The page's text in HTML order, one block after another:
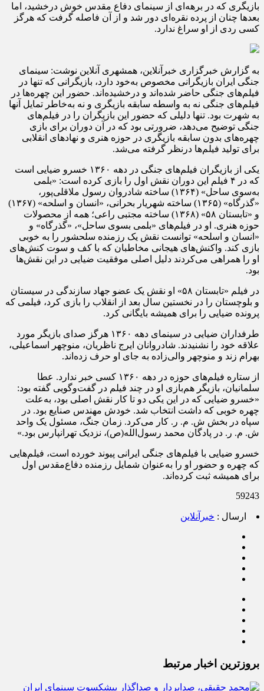
بازیگری که در برهه‌ای از سینمای دفاع مقدس خوش درخشید، اما
بعدها چنان از پرده نقره‌ای دور شد و از آن فاصله گرفت که هرگز
کسی ردی از او سراغ ندارد.
به گزارش خبرگزاری خبرآنلاین، همشهری آنلاین نوشت: سینمای
جنگی ایران بازیگرانی مخصوص به‌خود دارد، بازیگرانی که تنها در
فیلم‌های جنگی حاضر شده‌اند و درخشیده‌اند. حضور این چهره‌ها در
فیلم‌های جنگی نه به واسطه سابقه بازیگری و نه به‌خاطر تمایل آنها
به شهرت بود. تنها دلیلی که حضور این بازیگران را در فیلم‌های
جنگی توضیح می‌دهد، ضرورتی بود که در آن دوران برای بازی
چهره‌های بدون سابقه بازیگری در حوزه هنری و نهادهای انقلابی
برای تولید فیلم‌ها درنظر گرفته می‌شد.
یکی از بازیگران فیلم‌های جنگی در دهه ۱۳۶۰ خسرو ضیایی است
که در ۴ فیلم این دوران نقش اول را بازی کرده است: «بلمی
به‌سوی ساحل» (۱۳۶۴) ساخته شادروان رسول ملاقلی‌پور،
«گذرگاه» (۱۳۶۵) ساخته شهریار بحرانی، «انسان و اسلحه» (۱۳۶۷)
و «تابستان ۵۸» (۱۳۶۸) ساخته مجتبی راعی؛ همه از محصولات
حوزه هنری. او در فیلم‌های «بلمی بسوی ساحل»، «گذرگاه» و
«انسان و اسلحه» توانست نقش یک رزمنده سلحشور را به خوبی
بازی کند. واکنش‌های هیجانی مخاطبان که با کف و سوت کنش‌های
او را همراهی می‌کردند دلیل اصلی موفقیت ضیایی در این نقش‌ها
بود.
در فیلم «تابستان ۵۸» او نقش یک عضو جهاد سازندگی در سیستان
و بلوچستان را در نخستین سال بعد از انقلاب را بازی کرد، فیلمی که
پرونده ضیایی را برای همیشه بایگانی کرد.
طرفداران ضیایی در سینمای دهه ۱۳۶۰ هرگز صدای بازیگر مورد
علاقه خود را نشنیدند. شادروانان ایرج ناظریان، منوچهر اسماعیلی،
بهرام زند و منوچهر والی‌زاده به جای او حرف زده‌اند.
از ستاره فیلم‌های حوزه در دهه ۱۳۶۰ کسی خبر ندارد. عطا
سلمانیان، بازیگر هم‌بازی او در چند فیلم در گفت‌وگویی گفته بود:
«خسرو ضیایی که در این یکی دو تا کار نقش اصلی بود، به‌علت
چهره خوبی که داشت انتخاب شد. خودش مهندس صنایع بود. در
سپاه در بخش ش. م. ر. کار می‌کرد. زمان جنگ، مسئول یک واحد
ش. م. ر. در پادگان محمد رسول‌الله(ص)، ‌نزدیک تهرانپارس بود.»
خسرو ضیایی با فیلم‌های جنگی ایرانی پیوند خورده است، فیلم‌هایی
که چهره و حضور او را به‌عنوان شمایل رزمنده دفاع‌مقدس اول
برای همیشه ثبت کرده‌اند. ‌
59243
ارسال : خبرآنلاین
بروزترین اخبار مرتبط